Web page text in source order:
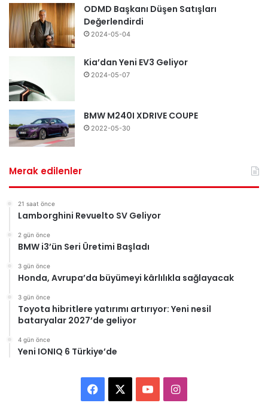
ODMD Başkanı Düşen Satışları
Değerlendirdi
2024-05-04
Kia’dan Yeni EV3 Geliyor
2024-05-07
BMW M240I XDRIVE COUPE
2022-05-30
Merak edilenler
21 saat önce
Lamborghini Revuelto SV Geliyor
2 gün önce
BMW i3’ün Seri Üretimi Başladı
3 gün önce
Honda, Avrupa’da büyümeyi kârlılıkla sağlayacak
3 gün önce
Toyota hibritlere yatırımı artırıyor: Yeni nesil
bataryalar 2027’de geliyor
4 gün önce
Yeni IONIQ 6 Türkiye’de
I